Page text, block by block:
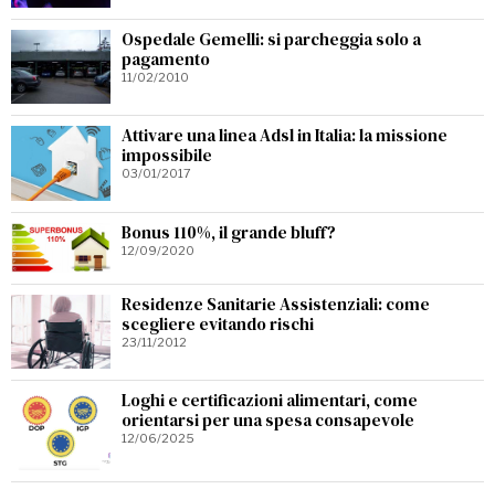
Ospedale Gemelli: si parcheggia solo a
pagamento
11/02/2010
Attivare una linea Adsl in Italia: la missione
impossibile
03/01/2017
Bonus 110%, il grande bluff?
12/09/2020
Residenze Sanitarie Assistenziali: come
scegliere evitando rischi
23/11/2012
Loghi e certificazioni alimentari, come
orientarsi per una spesa consapevole
12/06/2025